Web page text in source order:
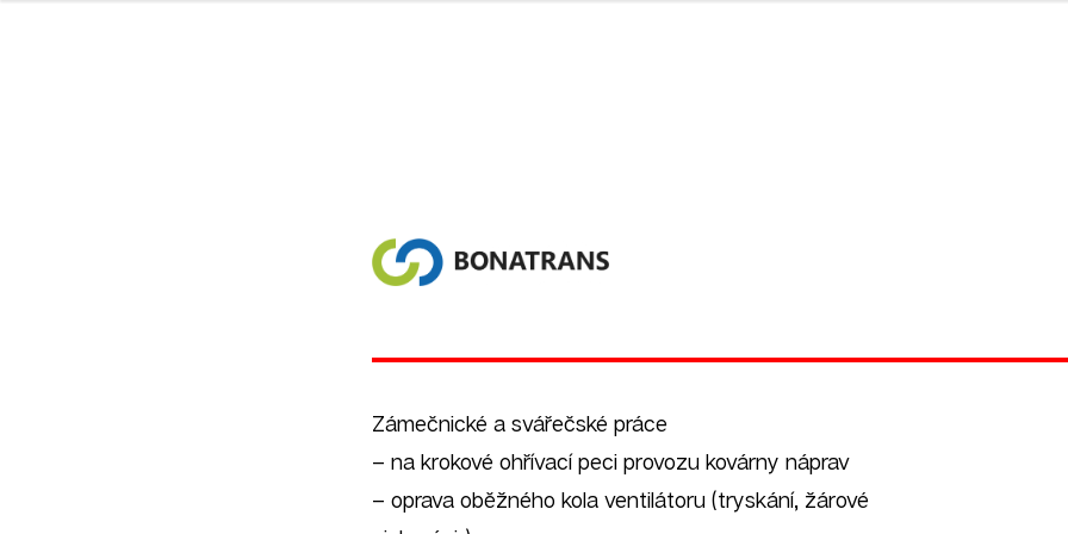
Zámečnické a svářečské práce
– na krokové ohřívací peci provozu kovárny náprav
– oprava oběžného kola ventilátoru (tryskání, žárové